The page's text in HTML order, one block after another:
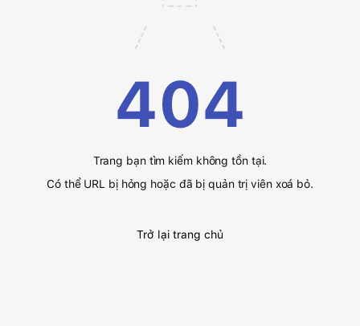
404
Trang bạn tìm kiếm không tồn tại.
Có thể URL bị hỏng hoặc đã bị quản trị viên xoá bỏ.
Trở lại trang chủ